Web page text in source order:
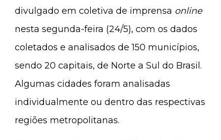
divulgado em coletiva de imprensa online
nesta segunda-feira (24/5), com os dados
coletados e analisados de 150 municípios,
sendo 20 capitais, de Norte a Sul do Brasil.
Algumas cidades foram analisadas
individualmente ou dentro das respectivas
regiões metropolitanas.